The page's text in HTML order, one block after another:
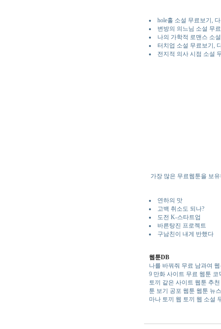
hole홀 소설 무료보기,
변방의 의느님 소설 무
나의 가학적 로맨스 소
터치업 소설 무료보기,
전지적 의사 시점 소설
가장 많은 무료웹툰을 보
연하의 맛
고백 취소도 되나?
도전 K-스타트업
바른탕진 프로젝트
구남친이 내게 반했다
웹툰DB
나를 바꿔줘 무료 남과여
9 만화 사이트 무료 웹툰 코
토끼 같은 사이트 웹툰 추
툰 보기
공포 웹툰 웹툰 뉴스
마나 토끼
웹 토끼 웹 소설